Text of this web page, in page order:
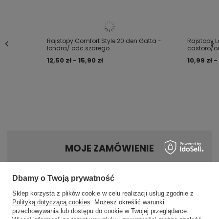
Rajstopy Comfort Style 20 den Gatta -
londra/ odc.szarego
12,50 zł - 15,90 zł
Rajstopy
castoro/
10,99 zł -
MOJE ZAMÓWIENIE
Status zamówienia
Chcę zareklamować produkt
Chcę zwrócić produkt
×
✨ Asystent zakupowy
Dbamy o Twoją prywatność
Sklep korzysta z plików cookie w celu realizacji usług zgodnie z
Polityką dotyczącą cookies. Możesz określić warunki
przechowywania lub dostępu do cookie w Twojej przeglądarce.